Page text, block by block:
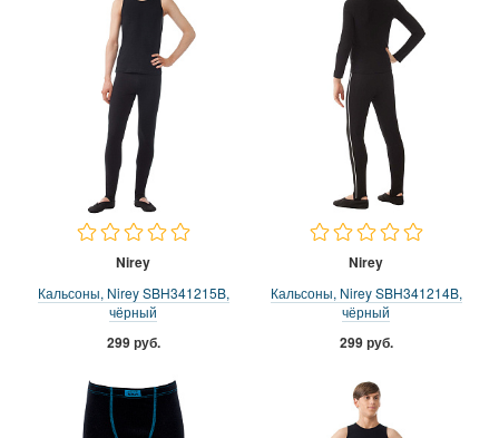
Nirey
Кальсоны, Nirey SBH341215B,
чёрный
299 руб.
Nirey
Кальсоны, Nirey SBH341214B,
чёрный
299 руб.